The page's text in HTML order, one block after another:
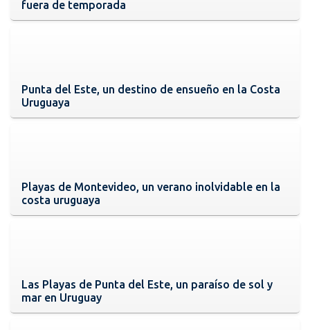
fuera de temporada
Punta del Este, un destino de ensueño en la Costa
Uruguaya
Playas de Montevideo, un verano inolvidable en la
costa uruguaya
Las Playas de Punta del Este, un paraíso de sol y
mar en Uruguay